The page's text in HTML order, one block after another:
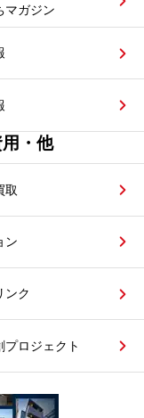
マガジン
・他
取
ン
ンク
プロジェクト